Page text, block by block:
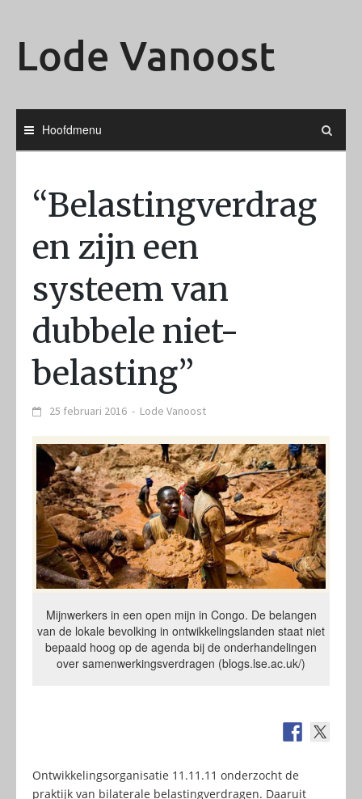
Lode Vanoost
Hoofdmenu
“Belastingverdrag
en zijn een
systeem van
dubbele niet-
belasting”
25 februari 2016 - Lode Vanoost
Mijnwerkers in een open mijn in Congo. De belangen
van de lokale bevolking in ontwikkelingslanden staat niet
bepaald hoog op de agenda bij de onderhandelingen
over samenwerkingsverdragen (blogs.lse.ac.uk/)
Ontwikkelingsorganisatie 11.11.11 onderzocht de
praktijk van bilaterale belastingverdragen. Daaruit